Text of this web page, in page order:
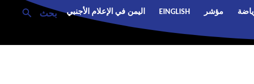
بحث مؤشر EINGLISH اليمن في الإعلام الأجنبي